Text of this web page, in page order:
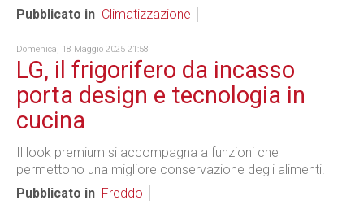
Pubblicato in Climatizzazione
Domenica, 18 Maggio 2025 21:58
LG, il frigorifero da incasso
porta design e tecnologia in
cucina
Il look premium si accompagna a funzioni che
permettono una migliore conservazione degli alimenti.
Pubblicato in Freddo